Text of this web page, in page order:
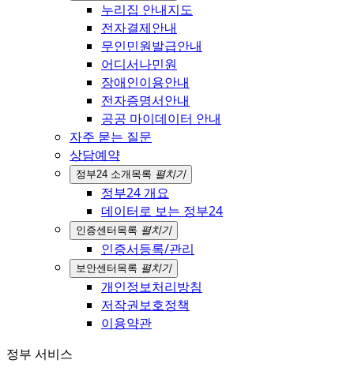
누리집 안내지도
전자결제안내
무인민원발급안내
어디서나민원
장애인이용안내
전자증명서안내
공공 마이데이터 안내
자주 묻는 질문
상담예약
정부24 소개 목록 펼치기
정부24 개요
데이터로 보는 정부24
인증센터 목록 펼치기
인증서등록/관리
보안센터 목록 펼치기
개인정보처리방침
저작권보호정책
이용약관
정부 서비스